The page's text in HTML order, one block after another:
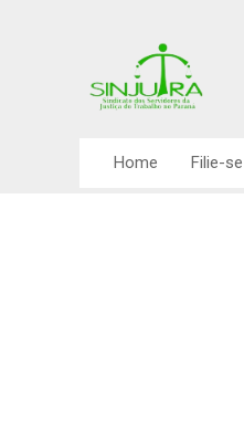
Home Filie-se